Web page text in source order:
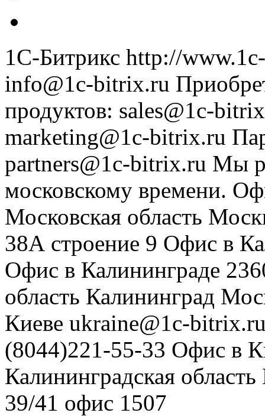
1С-Битрикс http://
info@1c-bitrix.ru
продуктов: sales@1c-
marketing@1c-bitrix.ru
partners@1c-bitrix.ru Мы
московскому времени.
Московская область
38А строение 9 Офис в
Офис в Калининграде
область Калининград
Киеве ukraine@1c-
(8044)221-55-33 Офис в
Калининградская область
39/41 офис 1507